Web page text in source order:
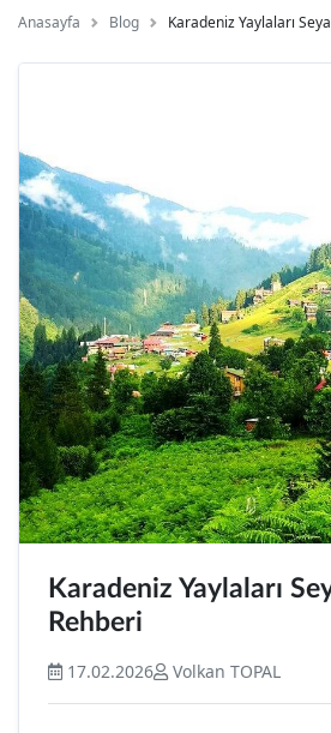
Anasayfa Blog Karadeniz Yaylaları
Karadeniz Yaylaları
Rehberi
17.02.2026 Volkan TOPAL